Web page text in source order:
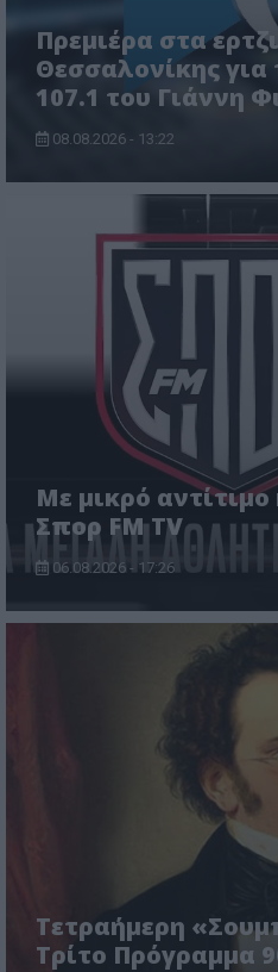
Πρεμιέρα στα
Θεσσαλονίκης για
107.1 του Γιάννη
08.08.2026 - 13:22
Με μικρό
Σπορ FM TV
06.08.2026 - 17:26
Τετραήμερη
Τρίτο Πρόγραμμα